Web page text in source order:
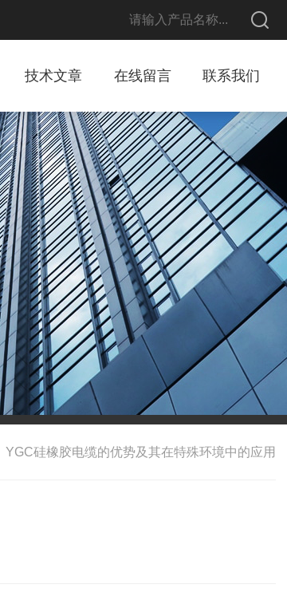
技术文章 在线留言 联系我们
YGC硅橡胶电缆的优势及其在特殊环境中的应用